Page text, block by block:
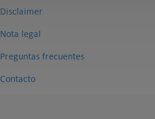
Disclaimer
Nota legal
Preguntas frecuentes
Contacto